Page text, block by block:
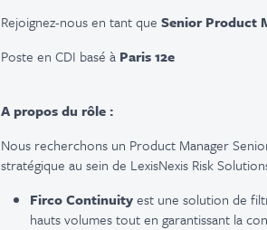
Rejoignez-nous en tant que Senior Product
Poste en CDI basé à Paris 12e
A propos du rôle :
Nous recherchons un Product Manager
stratégique au sein de LexisNexis Risk
Firco Continuityest une solution de
hauts volumes tout en garantissant la